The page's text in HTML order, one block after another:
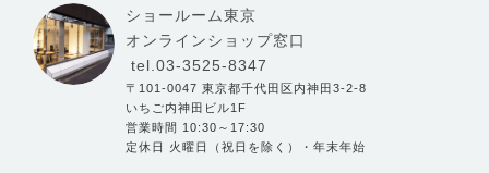
ショールーム東京
オンラインショップ窓口
tel.03-3525-8347
〒101-0047 東京都千代田区内神田3-2-8
いちご内神田ビル1F
営業時間 10:30～17:30
定休日 火曜日（祝日を除く）・年末年始